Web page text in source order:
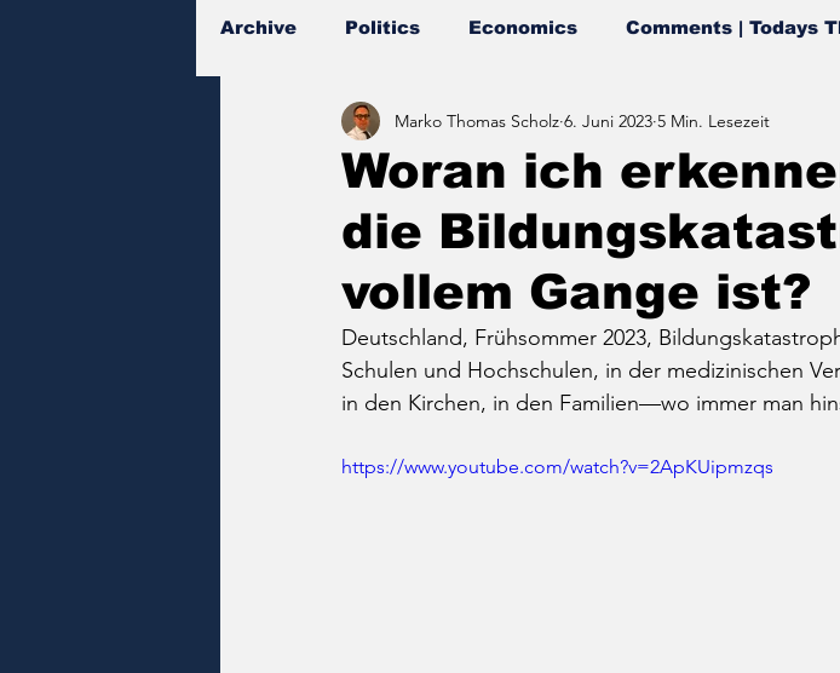
Archive Politics Economics Comments | Todays
Documents
Woran ich
die
vollem Gange ist?
Marko Thomas Scholz 6. Juni 2023 5 Min. Lesezeit
Deutschland, Frühsommer 2023,
Schulen und Hochschulen, in der medizinischen
in den Kirchen, in den Familien—wo immer man
https://www.youtube.com/watch?v=2ApKUipmzqs